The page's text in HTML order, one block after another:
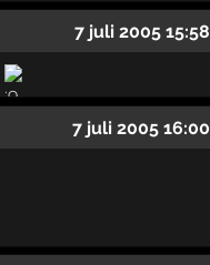
7 juli 2005 15:58
7 juli 2005 16:00